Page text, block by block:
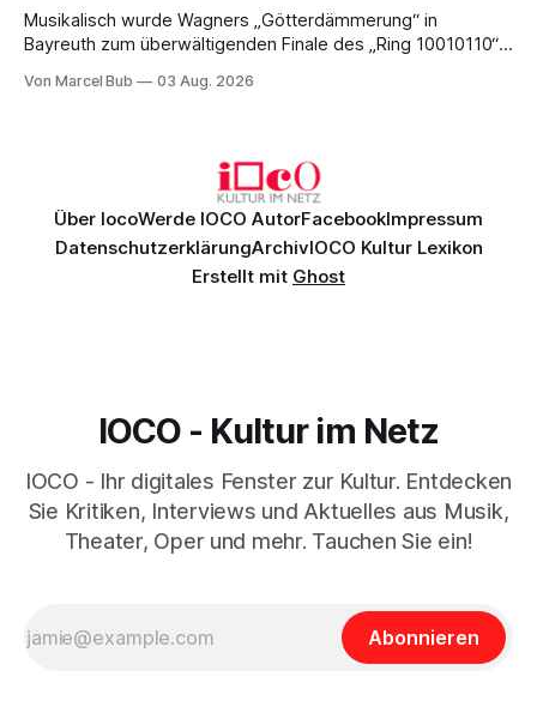
Musikalisch wurde Wagners „Götterdämmerung“ in
Bayreuth zum überwältigenden Finale des „Ring 10010110“:
exzellentes Sängerensemble begeisterten. Die KI-geprägte
Von Marcel Bub 03 Aug. 2026
Über IocoWerde IOCO AutorFacebookImpressum
DatenschutzerklärungArchivIOCO Kultur Lexikon
Erstellt mit Ghost
IOCO - Kultur im Netz
IOCO - Ihr digitales Fenster zur Kultur. Entdecken
Sie Kritiken, Interviews und Aktuelles aus Musik,
Theater, Oper und mehr. Tauchen Sie ein!
Abonnieren